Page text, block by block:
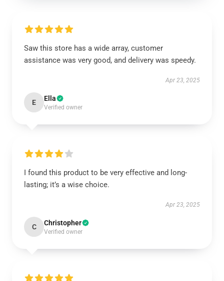
Saw this store has a wide array, customer
assistance was very good, and delivery was speedy.
Apr 23, 2025
E Ella
Verified owner
I found this product to be very effective and long-
lasting; it’s a wise choice.
Apr 23, 2025
C Christopher
Verified owner